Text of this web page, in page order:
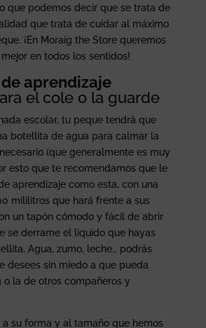
que podemos decir que se trata de
que trata de cuidar al máximo
¡En Moraig the Store queremos
en todos los sentidos!
aprendizaje
el cole o la guarde
escolar, tu peque tendrá que
botellita de agua para calmar la
(que generalmente es muy
esto que te recomendamos que le
aprendizaje como esta, con una
mililitros que hará frente a sus
un tapón cómodo y fácil de abrir
se derrame el líquido que hayas
Agua, zumo, leche… podrás
desees sin miedo a que pueda
o la de otros compañeros y
a su forma y al tamaño que hemos